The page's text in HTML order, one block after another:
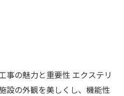
事の魅力と重要性 エクステリ
設の外観を美しくし、機能性